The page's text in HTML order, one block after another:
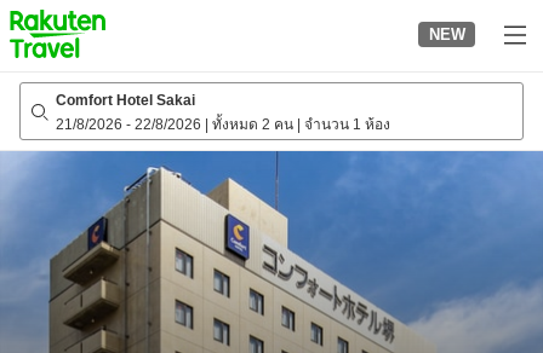
to
top
page
NEW
Comfort Hotel Sakai
21/8/2026 - 22/8/2026 ทั้งหมด 2 คน จำนวน 1 ห้อง